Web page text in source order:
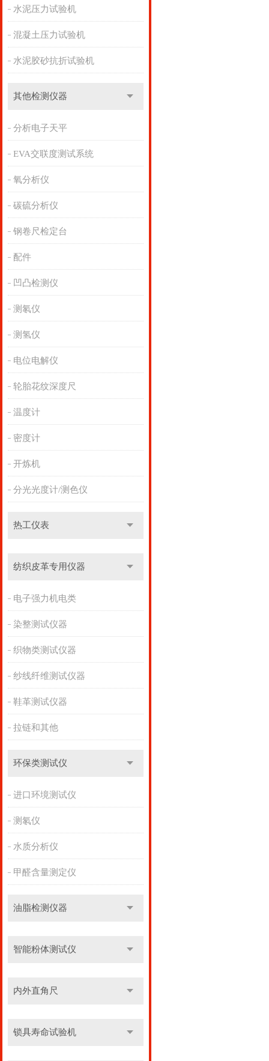
水泥压力试验机
混凝土压力试验机
水泥胶砂抗折试验机
其他检测仪器
分析电子天平
EVA交联度测试系统
氧分析仪
碳硫分析仪
钢卷尺检定台
配件
凹凸检测仪
测氡仪
测氢仪
电位电解仪
轮胎花纹深度尺
温度计
密度计
开炼机
分光光度计/测色仪
热工仪表
纺织皮革专用仪器
电子强力机电类
染整测试仪器
织物类测试仪器
纱线纤维测试仪器
鞋革测试仪器
拉链和其他
环保类测试仪
进口环境测试仪
测氡仪
水质分析仪
甲醛含量测定仪
油脂检测仪器
智能粉体测试仪
内外直角尺
锁具寿命试验机